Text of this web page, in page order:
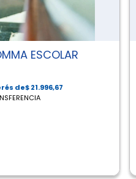
ESCOLAR